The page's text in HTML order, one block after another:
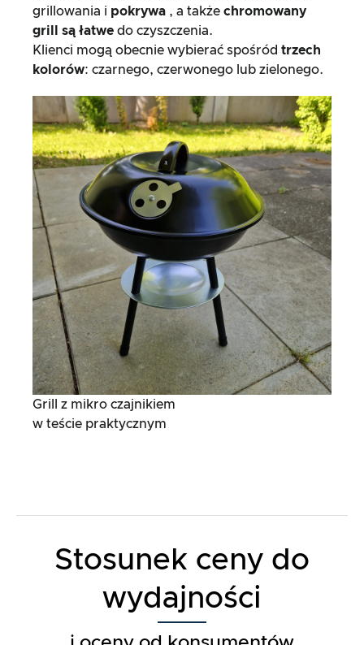
grillowania i pokrywa , a także chromowany
grill są łatwe do czyszczenia.
Klienci mogą obecnie wybierać spośród trzech
kolorów: czarnego, czerwonego lub zielonego.
Grill z mikro czajnikiem
w teście praktycznym
Stosunek ceny do
wydajności